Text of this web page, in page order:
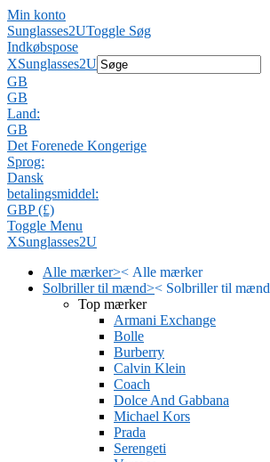
Min konto
Sunglasses2UToggle Søg
Indkøbspose
XSunglasses2U
GB
GB
Land:
GB
Det Forenede Kongerige
Sprog:
Dansk
betalingsmiddel:
GBP (£)
Toggle Menu
XSunglasses2U
Alle mærker>< Alle mærker
Solbriller til mænd>< Solbriller til mænd
Top mærker
Armani Exchange
Bolle
Burberry
Calvin Klein
Coach
Dolce And Gabbana
Michael Kors
Prada
Serengeti